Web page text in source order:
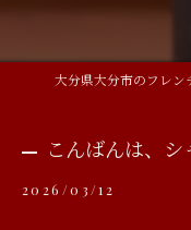
こんばんは、シ
2026/03/12